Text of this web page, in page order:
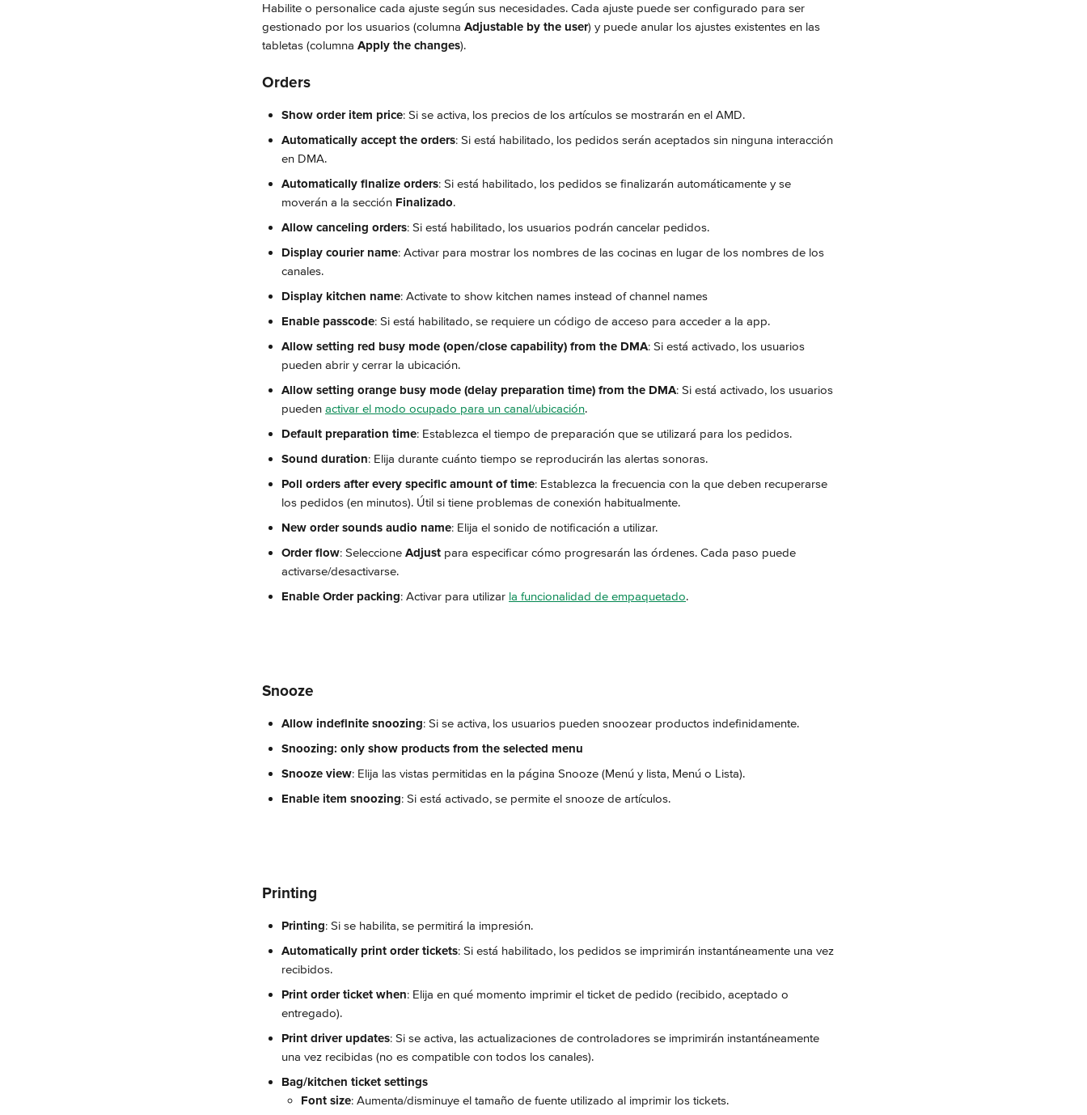
Habilite o personalice cada ajuste según sus necesidades. Cada ajuste puede ser configurado para ser
gestionado por los usuarios (columna Adjustable by the user) y puede anular los ajustes existentes en las
tabletas (columna Apply the changes).
Orders
Show order item price: Si se activa, los precios de los artículos se mostrarán en el AMD.
Automatically accept the orders: Si está habilitado, los pedidos serán aceptados sin ninguna interacción
en DMA.
Automatically finalize orders: Si está habilitado, los pedidos se finalizarán automáticamente y se
moverán a la sección Finalizado.
Allow canceling orders: Si está habilitado, los usuarios podrán cancelar pedidos.
Display courier name: Activar para mostrar los nombres de las cocinas en lugar de los nombres de los
canales.
Display kitchen name: Activate to show kitchen names instead of channel names
Enable passcode: Si está habilitado, se requiere un código de acceso para acceder a la app.
Allow setting red busy mode (open/close capability) from the DMA: Si está activado, los usuarios
pueden abrir y cerrar la ubicación.
Allow setting orange busy mode (delay preparation time) from the DMA: Si está activado, los usuarios
pueden activar el modo ocupado para un canal/ubicación.
Default preparation time: Establezca el tiempo de preparación que se utilizará para los pedidos.
Sound duration: Elija durante cuánto tiempo se reproducirán las alertas sonoras.
Poll orders after every specific amount of time: Establezca la frecuencia con la que deben recuperarse
los pedidos (en minutos). Útil si tiene problemas de conexión habitualmente.
New order sounds audio name: Elija el sonido de notificación a utilizar.
Order flow: Seleccione Adjust para especificar cómo progresarán las órdenes. Cada paso puede
activarse/desactivarse.
Enable Order packing: Activar para utilizar la funcionalidad de empaquetado.
Snooze
Allow indefinite snoozing: Si se activa, los usuarios pueden snoozear productos indefinidamente.
Snoozing: only show products from the selected menu
Snooze view: Elija las vistas permitidas en la página Snooze (Menú y lista, Menú o Lista).
Enable item snoozing: Si está activado, se permite el snooze de artículos.
Printing
Printing: Si se habilita, se permitirá la impresión.
Automatically print order tickets: Si está habilitado, los pedidos se imprimirán instantáneamente una vez
recibidos.
Print order ticket when: Elija en qué momento imprimir el ticket de pedido (recibido, aceptado o
entregado).
Print driver updates: Si se activa, las actualizaciones de controladores se imprimirán instantáneamente
una vez recibidas (no es compatible con todos los canales).
Bag/kitchen ticket settings
Font size: Aumenta/disminuye el tamaño de fuente utilizado al imprimir los tickets.